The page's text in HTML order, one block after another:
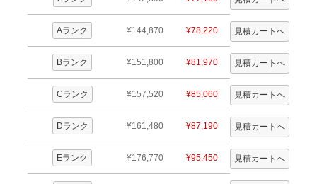
Aランク ¥144,870 ¥78,220
Bランク ¥151,800 ¥81,970
Cランク ¥157,520 ¥85,060
Dランク ¥161,480 ¥87,190
Eランク ¥176,770 ¥95,450